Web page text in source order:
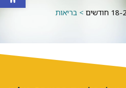
חודשים > בריאות